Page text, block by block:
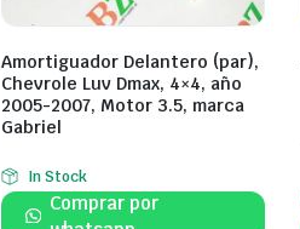
Amortiguador Delantero (par),
Chevrole Luv Dmax, 4×4, año
2005-2007, Motor 3.5, marca
Gabriel
In Stock
Comprar por